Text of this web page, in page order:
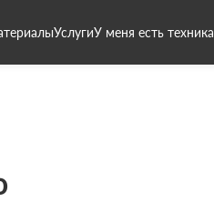
УслугиУ меня есть техника